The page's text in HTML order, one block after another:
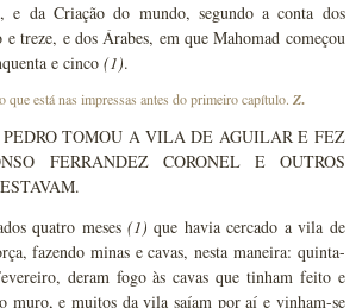
e da Criação do mundo, segundo a conta dos
treze, e dos Árabes, em que Mahomad começou
e cinco(1).
que está nas impressas antes do primeiro capítulo.Z.
TOMOU A VILA DE AGUILAR E FEZ
FERRANDEZ CORONEL E OUTROS
quatro meses (1) que havia cercado a vila de
fazendo minas e cavas, nesta maneira: quinta-
deram fogo às cavas que tinham feito e
muro, e muitos da vila saíam por aí e vinham-se